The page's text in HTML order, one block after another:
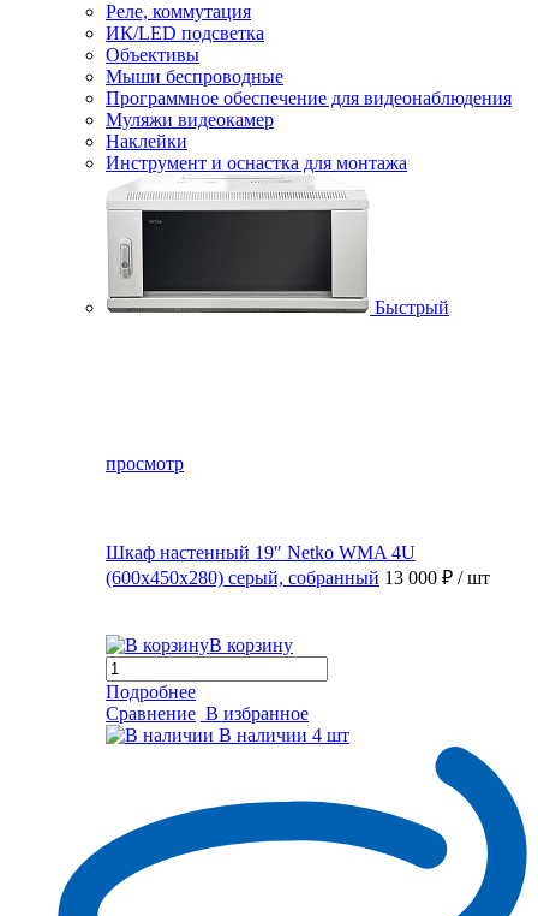
Реле, коммутация
ИК/LED подсветка
Объективы
Мыши беспроводные
Программное обеспечение для видеонаблюдения
Муляжи видеокамер
Наклейки
Инструмент и оснастка для монтажа
Быстрый
просмотр
Шкаф настенный 19″ Netko WMA 4U
(600x450x280) серый, собранный 13 000 ₽ / шт
В корзину
Подробнее
Сравнение В избранное
В наличии 4 шт